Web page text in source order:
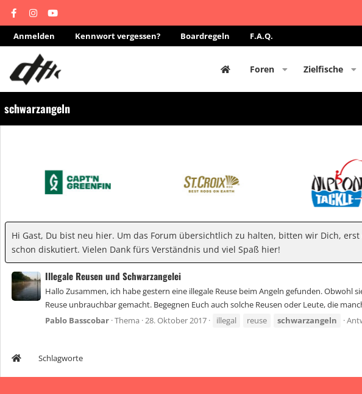
Anmelden Kennwort vergessen? Boardregeln F.A.Q.
Foren Zielfische
schwarzangeln
Hi Gast, Du bist neu hier. Um das Forum übersichtlich zu halten, bitten wir Dich,
schon diskutiert. Vielen Dank fürs Verständnis und viel Spaß hier!
Illegale Reusen und Schwarzangelei
Hallo Zusammen, ich habe gestern eine illegale Reuse beim Angeln gefunden.
Reuse unbrauchbar gemacht. Begegnen Euch auch solche Reusen oder Leute, die
Pablo Basscobar Thema 28. Oktober 2017 illegal reuse schwarzangeln
Schlagworte